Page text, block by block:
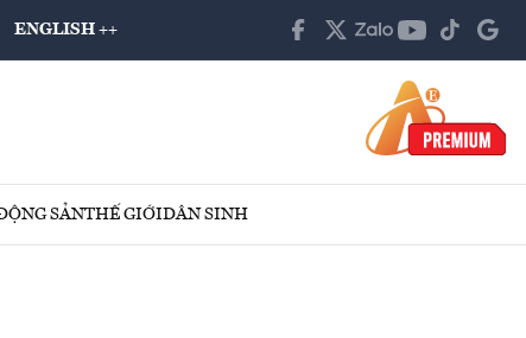
ENGLISH ++
SẢNTHẾ GIỚIDÂN SINH